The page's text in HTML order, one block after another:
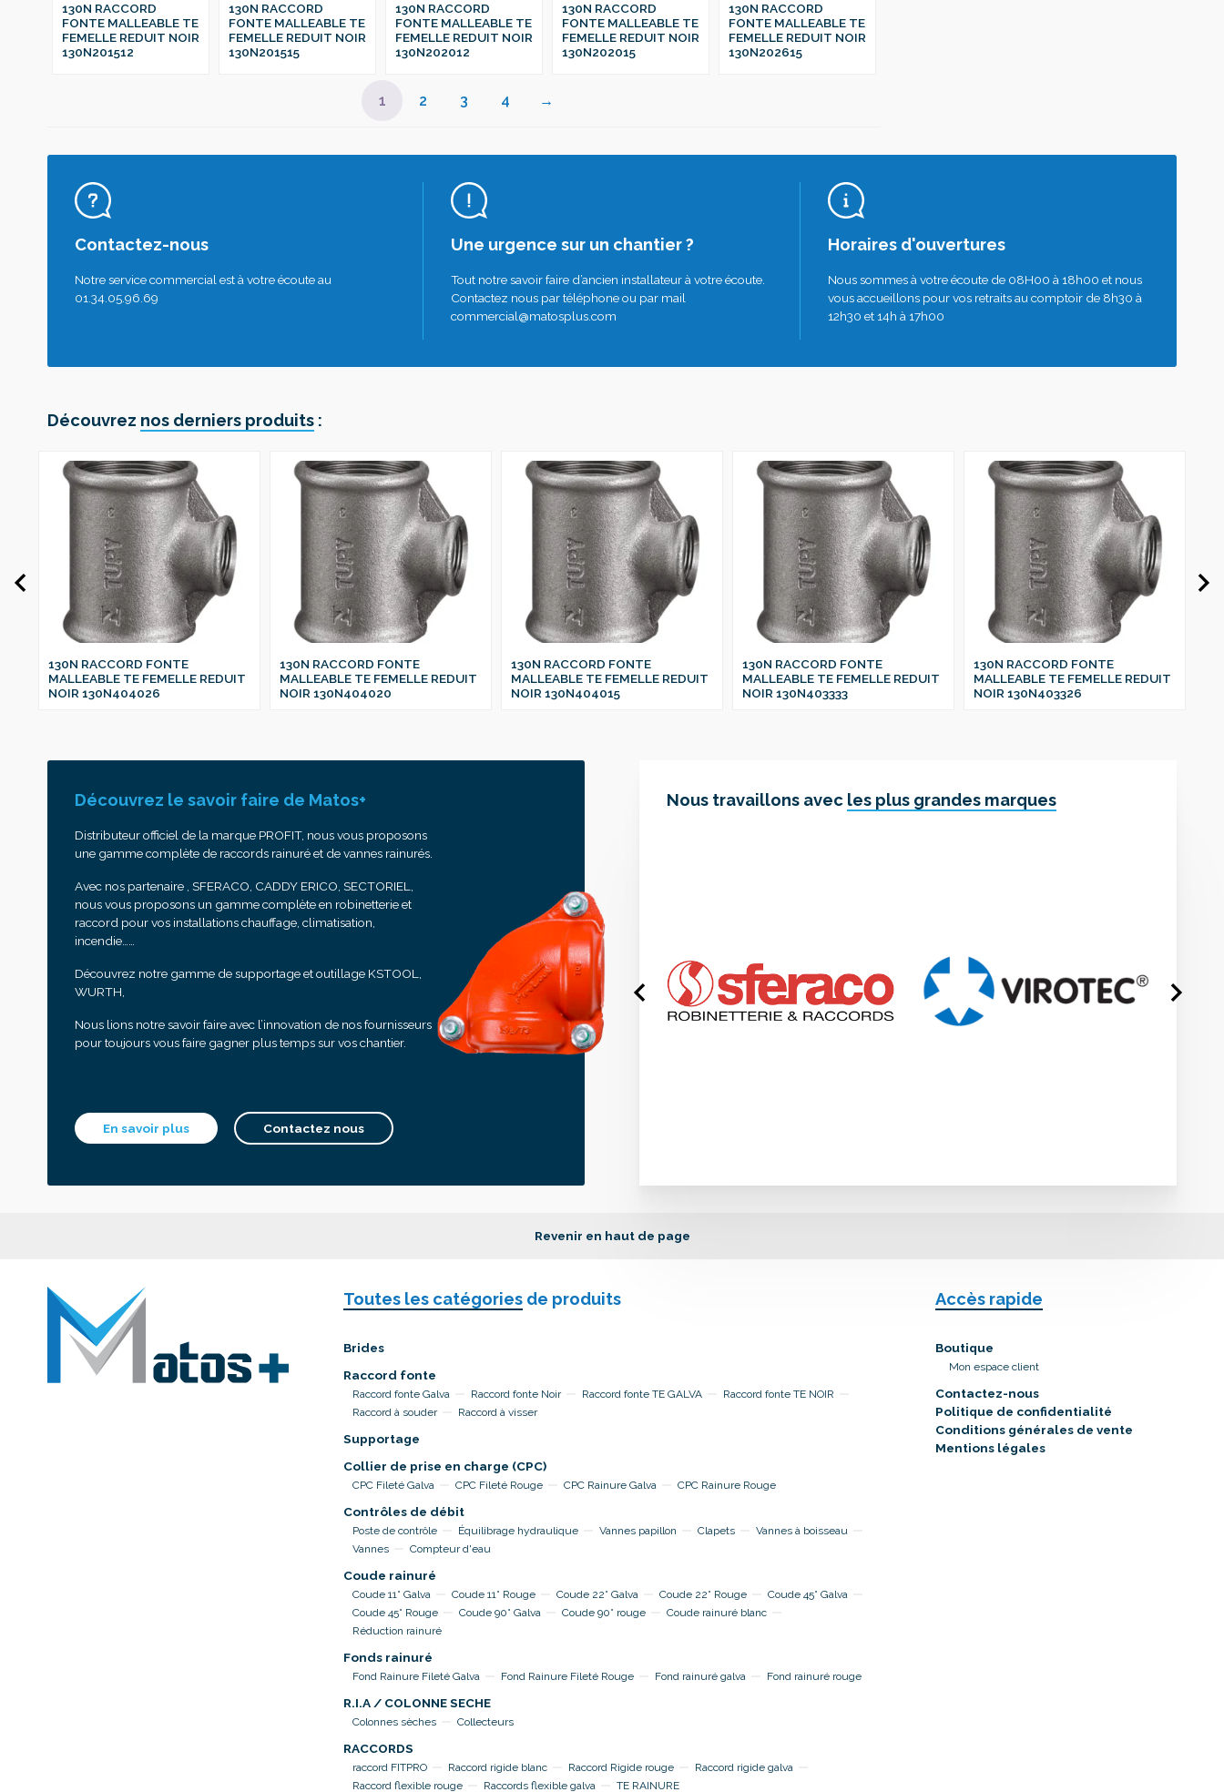
130N RACCORD
FONTE MALLEABLE TE
FEMELLE REDUIT NOIR
130N201512
130N RACCORD
FONTE MALLEABLE TE
FEMELLE REDUIT NOIR
130N201515
130N RACCORD
FONTE MALLEABLE TE
FEMELLE REDUIT NOIR
130N202012
130N RACCORD
FONTE MALLEABLE TE
FEMELLE REDUIT NOIR
130N202015
130N RACCORD
FONTE MALLEABLE TE
FEMELLE REDUIT NOIR
130N202615
1 2 3 4 →
Contactez-nous
Notre service commercial est à votre écoute au
01.34.05.96.69
Une urgence sur un chantier ?
Tout notre savoir faire d’ancien installateur à votre écoute.
Contactez nous par téléphone ou par mail
commercial@matosplus.com
Horaires d'ouvertures
Nous sommes à votre écoute de 08H00 à 18h00 et nous
vous accueillons pour vos retraits au comptoir de 8h30 à
12h30 et 14h à 17h00
Découvrez nos derniers produits :
130N RACCORD FONTE
MALLEABLE TE FEMELLE REDUIT
NOIR 130N404026
130N RACCORD FONTE
MALLEABLE TE FEMELLE REDUIT
NOIR 130N404020
130N RACCORD FONTE
MALLEABLE TE FEMELLE REDUIT
NOIR 130N404015
130N RACCORD FONTE
MALLEABLE TE FEMELLE REDUIT
NOIR 130N403333
130N RACCORD FONTE
MALLEABLE TE FEMELLE REDUIT
NOIR 130N403326
Découvrez le savoir faire de Matos+
Distributeur officiel de la marque PROFIT, nous vous proposons
une gamme complète de raccords rainuré et de vannes rainurés.
Avec nos partenaire , SFERACO, CADDY ERICO, SECTORIEL,
nous vous proposons un gamme complète en robinetterie et
raccord pour vos installations chauffage, climatisation,
incendie……
Découvrez notre gamme de supportage et outillage KSTOOL,
WURTH,
Nous lions notre savoir faire avec l’innovation de nos fournisseurs
pour toujours vous faire gagner plus temps sur vos chantier.
En savoir plus Contactez nous
Nous travaillons avec les plus grandes marques
Revenir en haut de page
Toutes les catégories de produits
Brides
Raccord fonte
Raccord fonte Galva Raccord fonte Noir Raccord fonte TE GALVA
Raccord fonte TE NOIR
Raccord à souder
Raccord à visser
Supportage
Collier de prise en charge (CPC)
CPC Fileté Galva CPC Fileté Rouge CPC Rainure Galva CPC Rainure Rouge
Contrôles de débit
Poste de contrôle Équilibrage hydraulique Vannes papillon Clapets
Vannes à boisseau
Vannes
Compteur d'eau
Coude rainuré
Coude 11° Galva Coude 11° Rouge Coude 22° Galva Coude 22° Rouge
Coude 45° Galva
Coude 45° Rouge
Coude 90° Galva Coude 90° rouge
Coude rainuré blanc
Réduction rainuré
Fonds rainuré
Fond Rainure Fileté Galva Fond Rainure Fileté Rouge Fond rainuré galva Fond rainuré rouge
R.I.A / COLONNE SECHE
Colonnes sèches Collecteurs
RACCORDS
raccord FITPRO Raccord rigide blanc Raccord Rigide rouge
Raccord rigide galva
Raccord flexible rouge
Raccords flexible galva TE RAINURE
Accès rapide
Boutique
Mon espace client
Contactez-nous
Politique de confidentialité
Conditions générales de vente
Mentions légales